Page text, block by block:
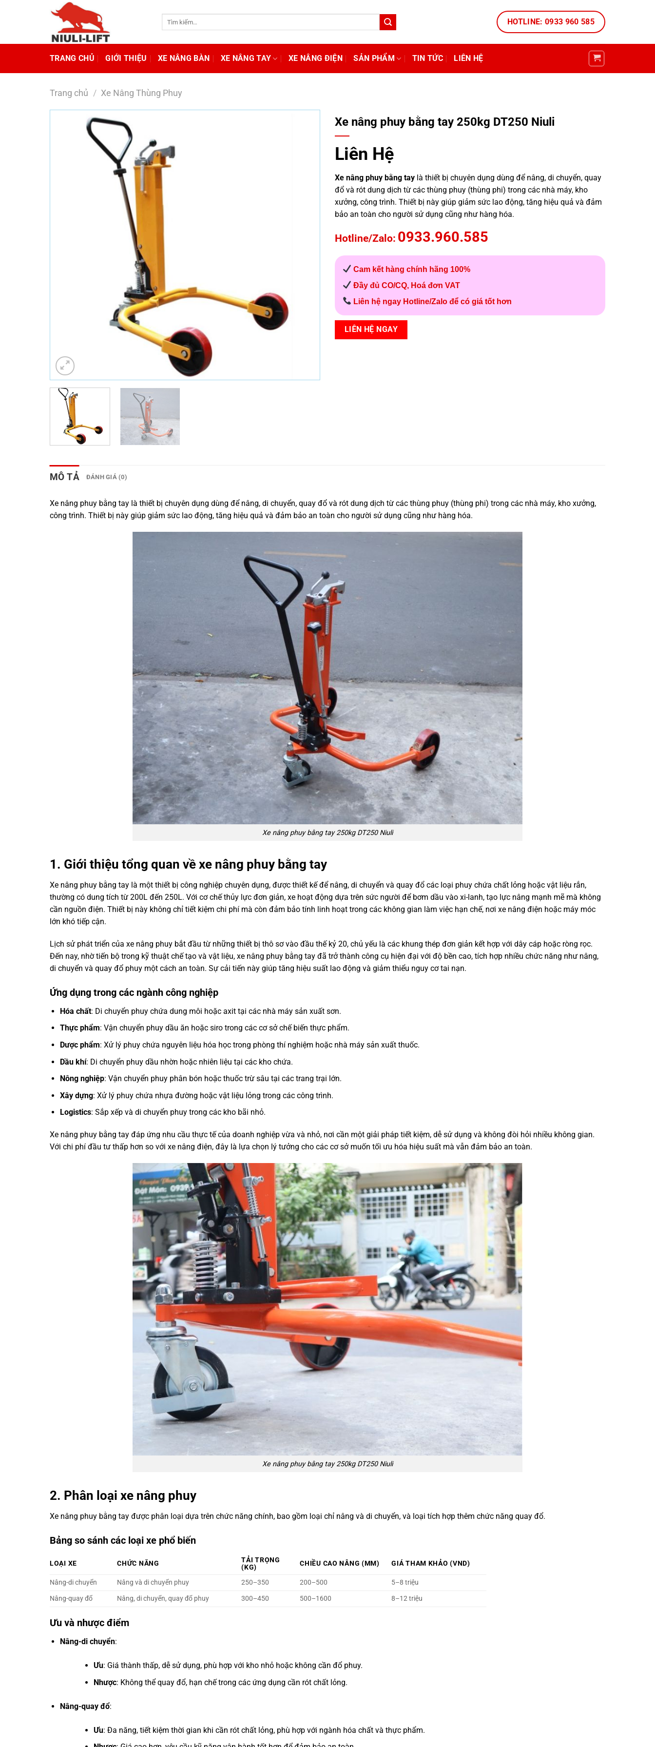
dung
HOTLINE: 0933 960 585
TRANG CHỦ GIỚI THIỆU XE NÂNG BÀN XE NÂNG TAY XE NÂNG ĐIỆN SẢN PHẨM TIN TỨC LIÊN HỆ
Trang chủ / Xe Nâng Thùng Phuy
Xe nâng phuy bằng tay 250kg DT250 Niuli
Liên Hệ
Xe nâng phuy bằng tay là thiết bị chuyên dụng dùng để nâng, di chuyển, quay
đổ và rót dung dịch từ các thùng phuy (thùng phi) trong các nhà máy, kho
xưởng, công trình. Thiết bị này giúp giảm sức lao động, tăng hiệu quả và đảm
bảo an toàn cho người sử dụng cũng như hàng hóa.
Hotline/Zalo: 0933.960.585
Cam kết hàng chính hãng 100%
Đầy đủ CO/CQ, Hoá đơn VAT
Liên hệ ngay Hotline/Zalo để có giá tốt hơn
LIÊN HỆ NGAY
MÔ TẢ ĐÁNH GIÁ (0)
Xe nâng phuy bằng tay là thiết bị chuyên dụng dùng để nâng, di chuyển, quay đổ và rót dung dịch từ các thùng phuy (thùng phi) trong các nhà máy, kho xưởng,
công trình. Thiết bị này giúp giảm sức lao động, tăng hiệu quả và đảm bảo an toàn cho người sử dụng cũng như hàng hóa.
Xe nâng phuy bằng tay 250kg DT250 Niuli
1. Giới thiệu tổng quan về xe nâng phuy bằng tay
Xe nâng phuy bằng tay là một thiết bị công nghiệp chuyên dụng, được thiết kế để nâng, di chuyển và quay đổ các loại phuy chứa chất lỏng hoặc vật liệu rắn,
thường có dung tích từ 200L đến 250L. Với cơ chế thủy lực đơn giản, xe hoạt động dựa trên sức người để bơm dầu vào xi-lanh, tạo lực nâng mạnh mẽ mà không
cần nguồn điện. Thiết bị này không chỉ tiết kiệm chi phí mà còn đảm bảo tính linh hoạt trong các không gian làm việc hạn chế, nơi xe nâng điện hoặc máy móc
lớn khó tiếp cận.
Lịch sử phát triển của xe nâng phuy bắt đầu từ những thiết bị thô sơ vào đầu thế kỷ 20, chủ yếu là các khung thép đơn giản kết hợp với dây cáp hoặc ròng rọc.
Đến nay, nhờ tiến bộ trong kỹ thuật chế tạo và vật liệu, xe nâng phuy bằng tay đã trở thành công cụ hiện đại với độ bền cao, tích hợp nhiều chức năng như nâng,
di chuyển và quay đổ phuy một cách an toàn. Sự cải tiến này giúp tăng hiệu suất lao động và giảm thiểu nguy cơ tai nạn.
Ứng dụng trong các ngành công nghiệp
Hóa chất: Di chuyển phuy chứa dung môi hoặc axit tại các nhà máy sản xuất sơn.
Thực phẩm: Vận chuyển phuy dầu ăn hoặc siro trong các cơ sở chế biến thực phẩm.
Dược phẩm: Xử lý phuy chứa nguyên liệu hóa học trong phòng thí nghiệm hoặc nhà máy sản xuất thuốc.
Dầu khí: Di chuyển phuy dầu nhờn hoặc nhiên liệu tại các kho chứa.
Nông nghiệp: Vận chuyển phuy phân bón hoặc thuốc trừ sâu tại các trang trại lớn.
Xây dựng: Xử lý phuy chứa nhựa đường hoặc vật liệu lỏng trong các công trình.
Logistics: Sắp xếp và di chuyển phuy trong các kho bãi nhỏ.
Xe nâng phuy bằng tay đáp ứng nhu cầu thực tế của doanh nghiệp vừa và nhỏ, nơi cần một giải pháp tiết kiệm, dễ sử dụng và không đòi hỏi nhiều không gian.
Với chi phí đầu tư thấp hơn so với xe nâng điện, đây là lựa chọn lý tưởng cho các cơ sở muốn tối ưu hóa hiệu suất mà vẫn đảm bảo an toàn.
Xe nâng phuy bằng tay 250kg DT250 Niuli
2. Phân loại xe nâng phuy
Xe nâng phuy bằng tay được phân loại dựa trên chức năng chính, bao gồm loại chỉ nâng và di chuyển, và loại tích hợp thêm chức năng quay đổ.
Bảng so sánh các loại xe phổ biến
LOẠI XE CHỨC NĂNG
TẢI TRỌNG
(KG)
CHIỀU CAO NÂNG (MM) GIÁ THAM KHẢO (VND)
Nâng-di chuyển Nâng và di chuyển phuy 250–350 200–500
5–8 triệu
Nâng-quay đổ
Nâng, di chuyển, quay đổ phuy 300–450 500–1600 8–12 triệu
Ưu và nhược điểm
Nâng-di chuyển:
Ưu: Giá thành thấp, dễ sử dụng, phù hợp với kho nhỏ hoặc không cần đổ phuy.
Nhược: Không thể quay đổ, hạn chế trong các ứng dụng cần rót chất lỏng.
Nâng-quay đổ:
Ưu: Đa năng, tiết kiệm thời gian khi cần rót chất lỏng, phù hợp với ngành hóa chất và thực phẩm.